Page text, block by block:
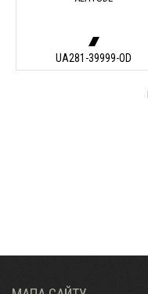
UA281-39999-OD